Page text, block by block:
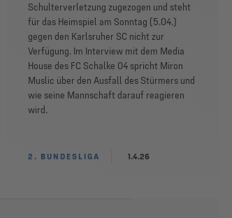
Schulterverletzung zugezogen und steht
für das Heimspiel am Sonntag (5.04.)
gegen den Karlsruher SC nicht zur
Verfügung. Im Interview mit dem Media
House des FC Schalke 04 spricht Miron
Muslic über den Ausfall des Stürmers und
wie seine Mannschaft darauf reagieren
wird.
2. BUNDESLIGA 1.4.26